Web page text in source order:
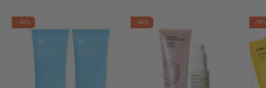
-46% -65% -